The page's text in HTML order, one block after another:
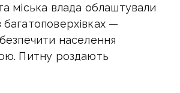
міська влада облаштували
—
населення
Питну роздають